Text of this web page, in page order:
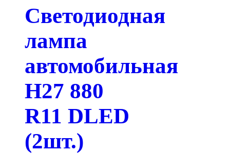
Светодиодная
лампа
автомобильная
H27 880
R11 DLED
(2шт.)